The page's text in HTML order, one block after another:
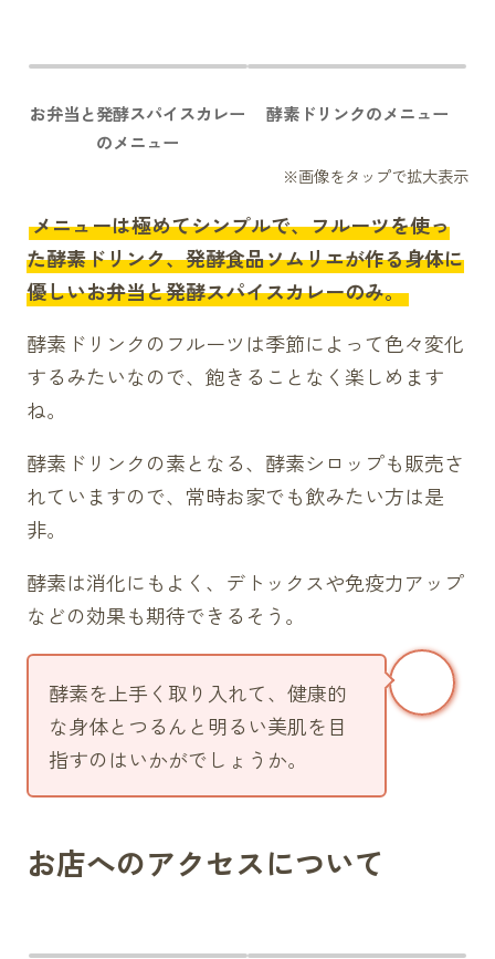
お弁当と発酵スパイスカレー
のメニュー
酵素ドリンクのメニュー
メニューは極めてシンプルで、フルーツを使っ
た酵素ドリンク、発酵食品ソムリエが作る身体に
優しいお弁当と発酵スパイスカレーのみ。
酵素ドリンクのフルーツは季節によって色々変化
するみたいなので、飽きることなく楽しめます
ね。
酵素ドリンクの素となる、酵素シロップも販売さ
れていますので、常時お家でも飲みたい方は是
非。
酵素は消化にもよく、デトックスや免疫力アップ
などの効果も期待できるそう。
酵素を上手く取り入れて、健康的
な身体とつるんと明るい美肌を目
指すのはいかがでしょうか。
お店へのアクセスについて